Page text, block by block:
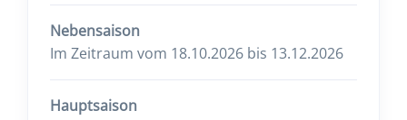
Nebensaison
Im Zeitraum vom 18.10.2026 bis 13.12.2026
Hauptsaison